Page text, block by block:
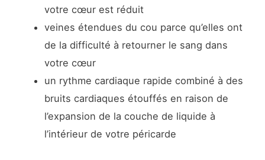
votre cœur est réduit
veines étendues du cou parce qu’elles ont
de la difficulté à retourner le sang dans
votre cœur
un rythme cardiaque rapide combiné à des
bruits cardiaques étouffés en raison de
l’expansion de la couche de liquide à
l’intérieur de votre péricarde